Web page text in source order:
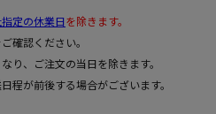
定の休業日を除きます。
確認ください。
り、ご注文の当日を除きます。
程が前後する場合がございます。